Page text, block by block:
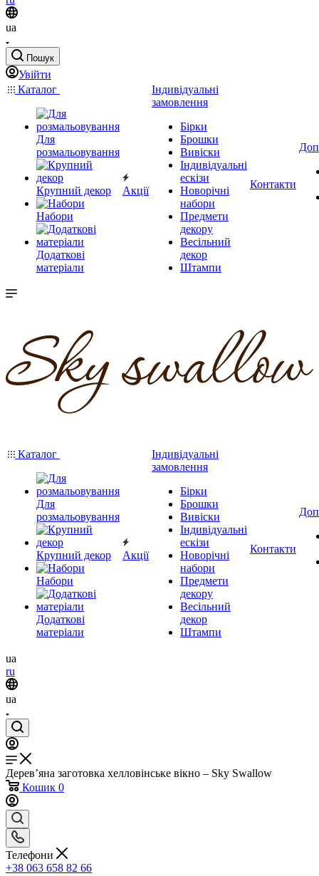
ua
Пошук
Увійти
Каталог
Для
розмальовування
Крупний декор
Набори
Додаткові
матеріали
Акції
Індивідуальні
замовлення
Бірки
Брошки
Вивіски
Індивідуальні
ескізи
Новорічні
набори
Предмети
декору
Весільний
декор
Штампи
Контакти
Каталог
Для
розмальовування
Крупний декор
Набори
Додаткові
матеріали
Акції
Індивідуальні
замовлення
Бірки
Брошки
Вивіски
Індивідуальні
ескізи
Новорічні
набори
Предмети
декору
Весільний
декор
Штампи
Контакти
ua
ru
ua
Дерев’яна заготовка хелловінське вікно – Sky Swallow
Кошик 0
Телефони
+38 063 658 82 66